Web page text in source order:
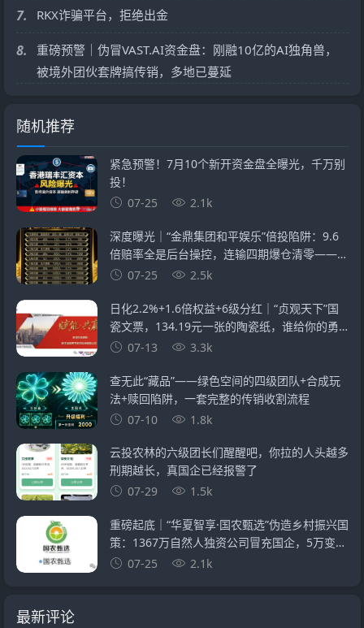
7. RKX诈骗平台，拒绝出金
8.
重磅预警｜伪冒VAST.AI资金盘：刚融10亿的AI独角兽，
被境外团伙套牌搞传销，多地已蔓延
随机推荐
紧急预警！7月10个新开资金盘全曝光，千万别
投！
07-25
2.1k
深度曝光｜“金鼎集团和平娱乐”倍投陷阱：9.6
倍赔率全是后台操控，连输四期爆仓清零——提
现？流水不足+账号异常+直接封禁
07-25 2.5k
日化2.2%+1.6倍权益+6级分红｜“贞观天下”国
瓷文票，134.19元一张的陶瓷纸，谁给你的勇
气？07-13 3.3k
查无此“藏品”——绿色空间的四级团队+合成玩
法+赎回陷阱，一套完整的传销收割流程
07-10
1.8k
云投农林的六级团长们醒醒吧，你拉的人头越多
刑期越长，真国企已经报警了
07-29
1.5k
重磅起底｜“华夏智享·国农甄选”伪造乡村振兴国
策：1367万自然人独资公司冒充国企，5万变50
万全是数字游戏
07-25 2.1k
最新评论